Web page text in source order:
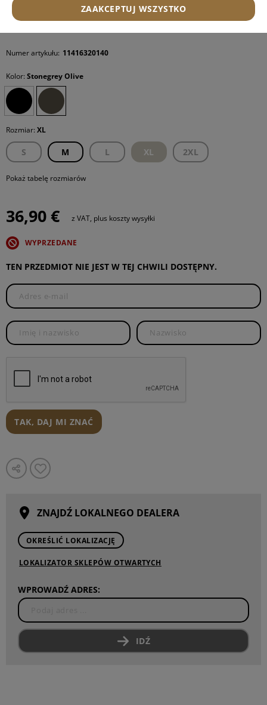
Numer artykułu: 11416320140
Kolor: Stonegrey Olive
Rozmiar: XL
S M L XL 2XL
Pokaż tabelę rozmiarów
36,90 € z VAT, plus koszty wysyłki
WYPRZEDANE
TEN PRZEDMIOT NIE JEST W TEJ CHWILI DOSTĘPNY.
TAK, DAJ MI ZNAĆ
ZNAJDŹ LOKALNEGO DEALERA
OKREŚLIĆ LOKALIZACJĘ
LOKALIZATOR SKLEPÓW OTWARTYCH
WPROWADŹ ADRES:
IDŹ
ZAAKCEPTUJ WSZYSTKO